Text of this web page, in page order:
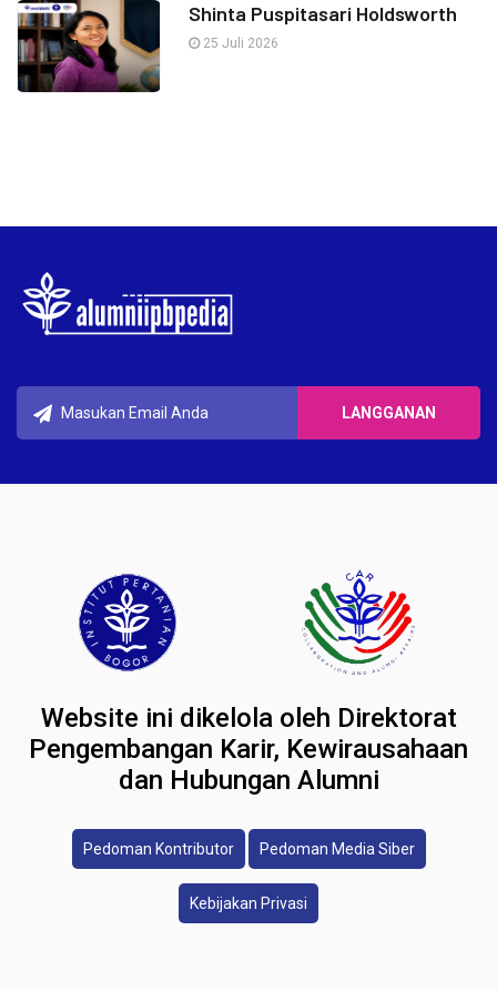
Shinta Puspitasari Holdsworth
25 Juli 2026
Website ini dikelola oleh Direktorat
Pengembangan Karir, Kewirausahaan
dan Hubungan Alumni
Pedoman Kontributor Pedoman Media Siber
Kebijakan Privasi